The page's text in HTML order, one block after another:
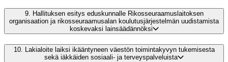
9. Hallituksen esitys eduskunnalle Rikosseuraamuslaitoksen
organisaation ja rikosseuraamusalan koulutusjärjestelmän uudistamista
koskevaksi lainsäädännöksi
10. Lakialoite laiksi ikääntyneen väestön toimintakyvyn tukemisesta
sekä iäkkäiden sosiaali- ja terveyspalveluista